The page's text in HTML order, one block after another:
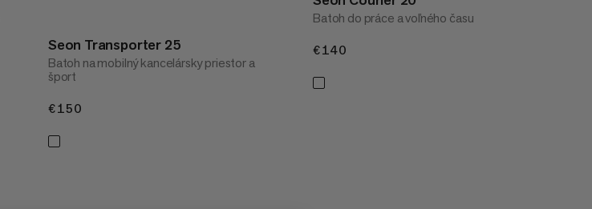
Seon Transporter 25
Batoh na mobilný kancelársky priestor a
šport
€150
Batoh do práce a voľného času
€140